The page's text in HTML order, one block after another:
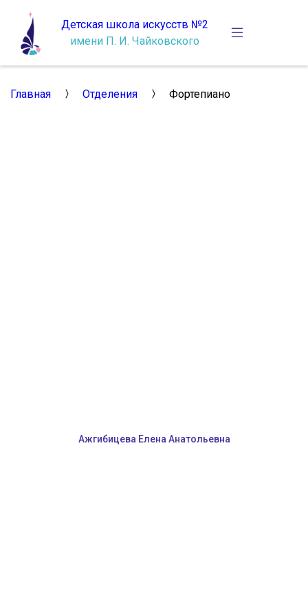
Детская школа искусств №2
имени П. И. Чайковского
Главная Отделения Фортепиано
Ажгибицева Елена Анатольевна